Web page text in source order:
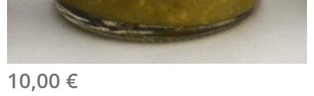
10,00 €